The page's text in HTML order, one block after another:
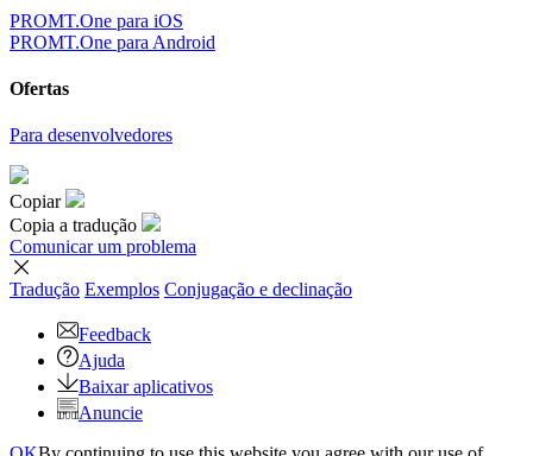
PROMT.One para iOS
PROMT.One para Android
Ofertas
Para desenvolvedores
Copiar
Copia a tradução
Comunicar um problema
Tradução Exemplos Conjugação e declinação
Feedback
Ajuda
Baixar aplicativos
Anuncie